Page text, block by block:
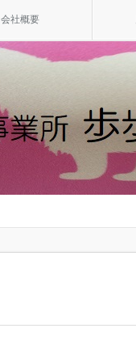
会社概要